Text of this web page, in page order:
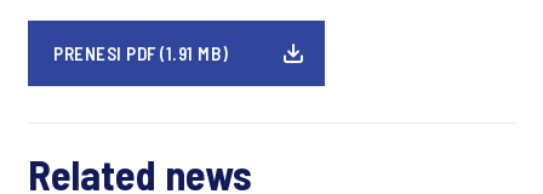
PRENESI PDF (1.91 MB)
Related news